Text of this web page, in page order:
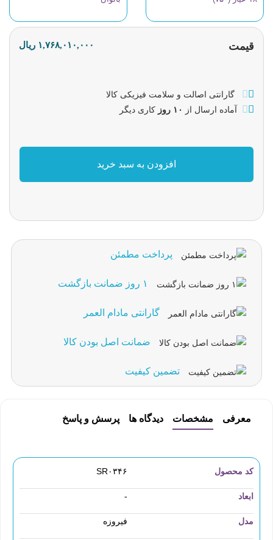
قیمت ۱,۷۶۸,۰۱۰,۰۰۰ ریال
گارانتی اصالت و سلامت فیزیکی کالا
آماده ارسال از
۱۰ روز کاری دیگر
افزودن به سبد خرید
پرداخت مطمئن
۱ روز ضمانت بازگشت
گارانتی مادام العمر
ضمانت اصل بودن کالا
تضمین کیفیت
معرفی مشخصات دیدگاه ها پرسش و پاسخ
کد محصول SR۰۳۴۶
ابعاد -
مدل فیروزه